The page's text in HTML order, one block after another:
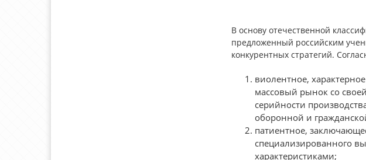
В основу отечественной
предложенный российским
конкурентных стратегий.
виолентное,
массовый рынок со
серийности
оборонной и
патиентное,
специализированного
характеристиками;